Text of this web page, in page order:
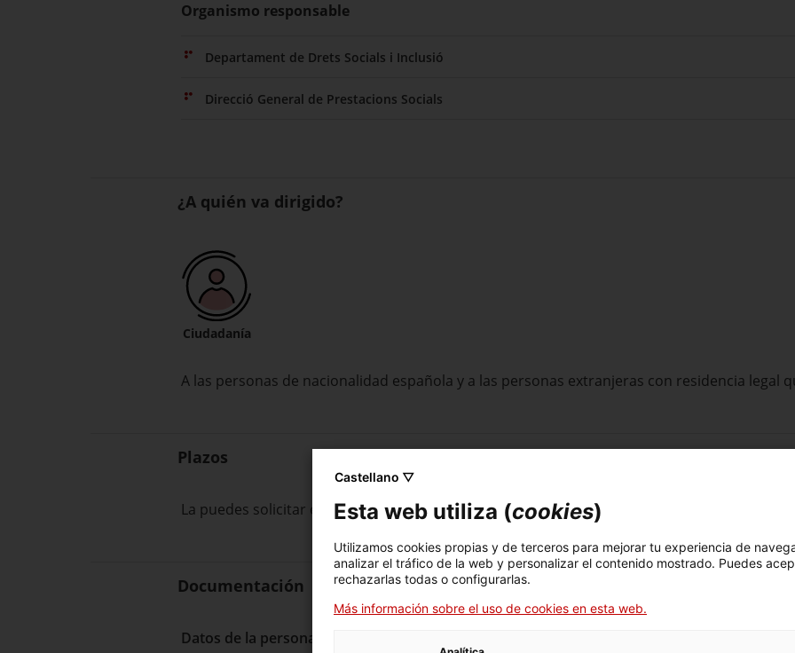
Organismo responsable
Departament de Drets Socials i Inclusió
Direcció General de Prestacions Socials
¿A quién va dirigido?
Ciudadanía
A las personas de nacionalidad española y a las personas extranjeras con residencia legal
Plazos
La puedes solicitar en cualquier momento.
Documentación
Datos de la persona solicitante
Castellano ▽
Esta web utiliza (cookies)
Utilizamos cookies propias y de terceros para mejorar tu experiencia de
analizar el tráfico de la web y personalizar el contenido mostrado. Puedes
rechazarlas todas o configurarlas.
Más información sobre el uso de cookies en esta web.